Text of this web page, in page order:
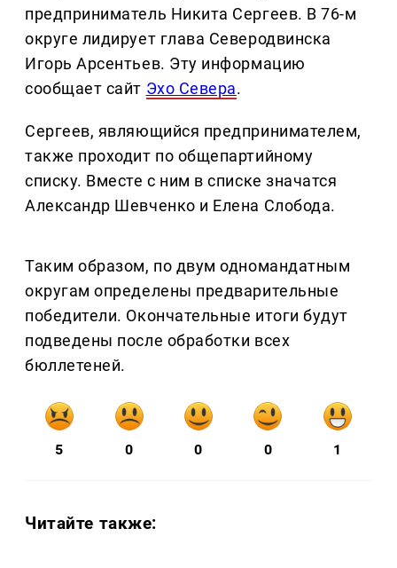
предприниматель Никита Сергеев. В 76-м
округе лидирует глава Северодвинска
Игорь Арсентьев. Эту информацию
сообщает сайт Эхо Севера.
Сергеев, являющийся предпринимателем,
также проходит по общепартийному
списку. Вместе с ним в списке значатся
Александр Шевченко и Елена Слобода.
Таким образом, по двум одномандатным
округам определены предварительные
победители. Окончательные итоги будут
подведены после обработки всех
бюллетеней.
5 0 0 0 1
Читайте также: